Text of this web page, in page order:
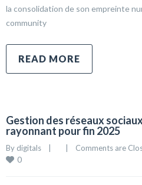
la consolidation de son empreinte
community
READ MORE
Gestion des réseaux
rayonnant pour fin 2025
By digitals Comments are
0